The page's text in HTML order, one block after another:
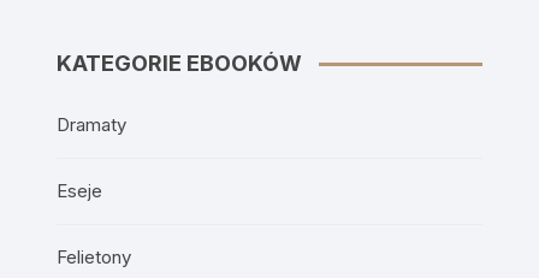
KATEGORIE EBOOKÓW
Dramaty
Eseje
Felietony